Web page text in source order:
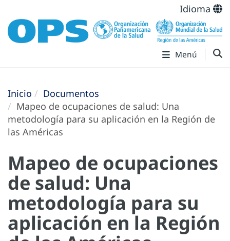
Idioma
Menú
Inicio
Documentos
Mapeo de ocupaciones de salud: Una
metodología para su aplicación en la Región de
las Américas
Mapeo de ocupaciones
de salud: Una
metodología para su
aplicación en la Región